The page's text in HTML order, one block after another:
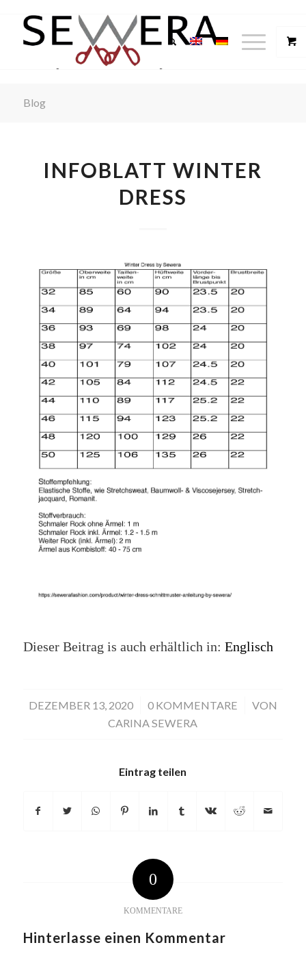
Blog
INFOBLATT WINTER
DRESS
Dieser Beitrag is auch erhältlich in: Englisch
DEZEMBER 13, 2020
/ 0 KOMMENTARE
/
VON
CARINA SEWERA
Eintrag teilen
0
KOMMENTARE
Hinterlasse einen Kommentar